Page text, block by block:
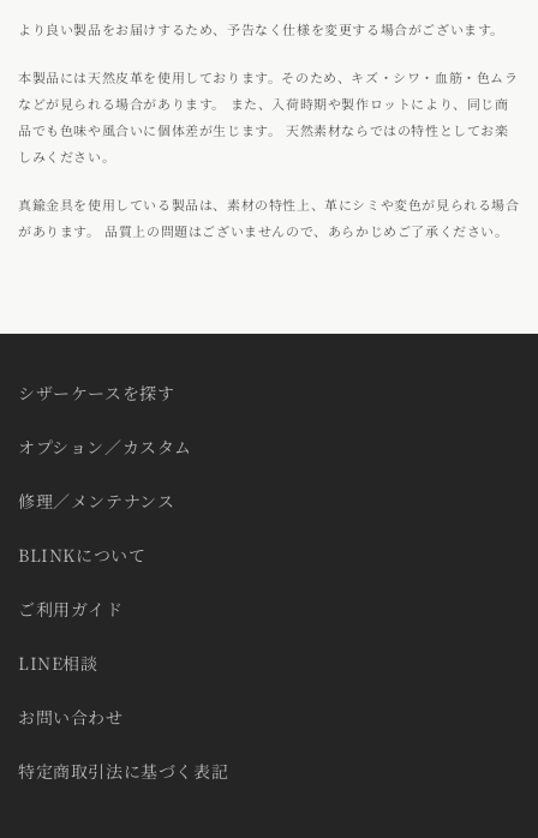
より良い製品をお届けするため、予告なく仕様を変更する場合がございます。
本製品には天然皮革を使用しております。そのため、キズ・シワ・血筋・色ムラ
などが見られる場合があります。 また、入荷時期や製作ロットにより、同じ商
品でも色味や風合いに個体差が生じます。 天然素材ならではの特性としてお楽
しみください。
真鍮金具を使用している製品は、素材の特性上、革にシミや変色が見られる場合
があります。 品質上の問題はございませんので、あらかじめご了承ください。
シザーケースを探す
オプション／カスタム
修理／メンテナンス
BLINKについて
ご利用ガイド
LINE相談
お問い合わせ
特定商取引法に基づく表記